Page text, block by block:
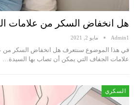
هل انخفاض السكر من علامات
Admin1 مايو 2, 2021
في هذا الموضوع سنتعرف هل انخفاض السكر من
علامات الجفاف التي يمكن أن تصاب بها السيدة…
السكري